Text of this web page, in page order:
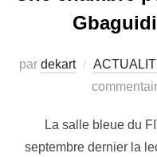
par dekart
La salle bleue du
septembre dernier la